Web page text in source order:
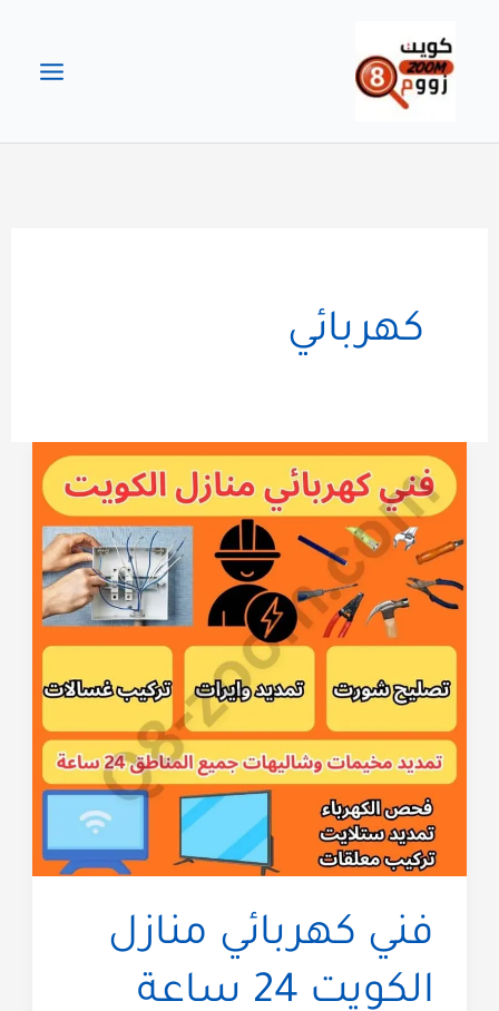
المحتوى
كهربائي
فني كهربائي منازل
الكويت 24 ساعة